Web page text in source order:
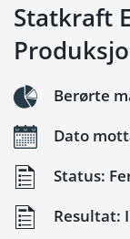
Statkraft
Berørte
Dato
Status:
Resultat: